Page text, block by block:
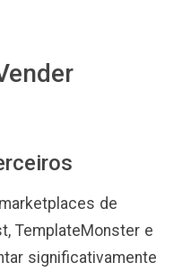
de
TemplateMonster e
significativamente